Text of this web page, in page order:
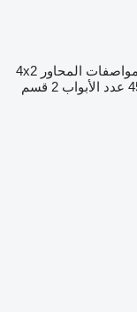
مواصفات المحاور 4x2
عدد الأبواب 2 قسم